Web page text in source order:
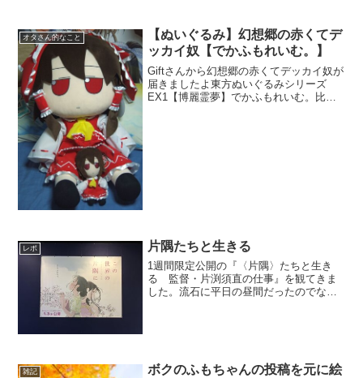
オタさん的なこと
【ぬいぐるみ】幻想郷の赤くてデ
ッカイ奴【でかふもれいむ。】
Giftさんから幻想郷の赤くてデッカイ奴が
届きましたよ東方ぬいぐるみシリーズ
EX1【博麗霊夢】でかふもれいむ。比較
レポ 片隅たちと生きる
1週間限定公開の『〈片隅〉たちと生き
る 監督・片渕須直の仕事』を観てきま
した。流石に平日の昼間だったのでなん
雑記
ボクのふもちゃんの投稿を元に絵